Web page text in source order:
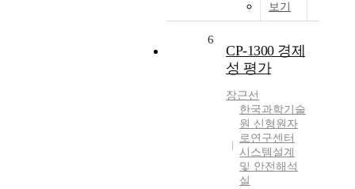
보기
6
CP-1300 경제
성 평가
장근선
한국과학기술
원 신형원자
로연구센터
시스템설계
및 안전해석
실